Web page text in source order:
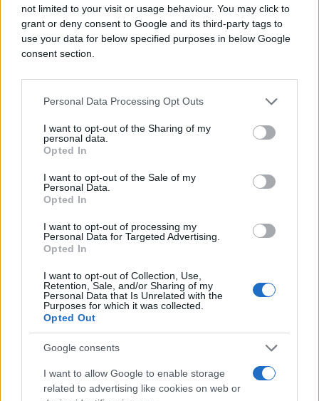
not limited to your visit or usage behaviour. You may click to
grant or deny consent to Google and its third-party tags to
use your data for below specified purposes in below Google
consent section.
Personal Data Processing Opt Outs
I want to opt-out of the Sharing of my
personal data.
Opted In
I want to opt-out of the Sale of my
Personal Data.
Opted In
I want to opt-out of processing my
Personal Data for Targeted Advertising.
Opted In
I want to opt-out of Collection, Use,
Retention, Sale, and/or Sharing of my
Personal Data that Is Unrelated with the
Purposes for which it was collected.
Opted Out
Google consents
I want to allow Google to enable storage
related to advertising like cookies on web or
Stručnjak za Balkan Kristijan Aksbo Nilsen tvrdi da
znak s tri prsta nema neutralnu upotrebu:
Prema riječima eksperta za Balkan Kristijana Aksboa
Nilsena, znak sa tri prsta nije nešto što prosječan
Srbin koristi svakodnevno.
- Ne poznajem nijednog Srbina koji bi taj znak
pokazivao neutralno, upravo zbog značenja koje
koji to koriste. Ako neko pokazuje taj simbol, to
vrlo jasno znači podršku srpskom nacionalizmu.
Nilsen zbog toga sumnja da Kepen nije znao šta taj
simbol znači:
- Ako neko pokazuje taj znak ispred takvog natpisa,
jasno pokazuje da podržava srpski nacionalizam i
ideju da Kosovo treba da bude dio Srbije. Veoma mi
je teško da povjerujem da nije znao šta radi.
optužbe i tvrdi da tri prsta simbolizuju Sveto
Trojstvo u hrišćanstvu.